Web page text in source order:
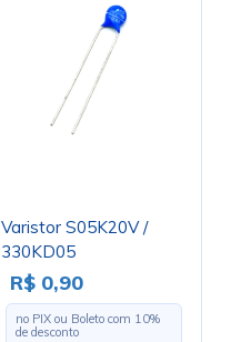
Varistor S05K20V /
330KD05
R$ 0,90
no PIX ou Boleto com 10%
de desconto